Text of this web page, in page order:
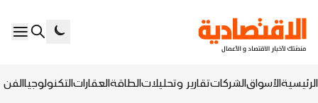
الرئيسيةالأسواقالشركاتتقارير وتحليلاتالطاقةالعقاراتالتكنولوجياالفن